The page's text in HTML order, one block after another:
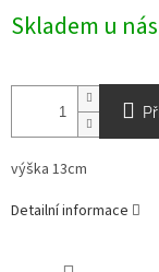
Skladem u nás
výška 13cm
Detailní informace